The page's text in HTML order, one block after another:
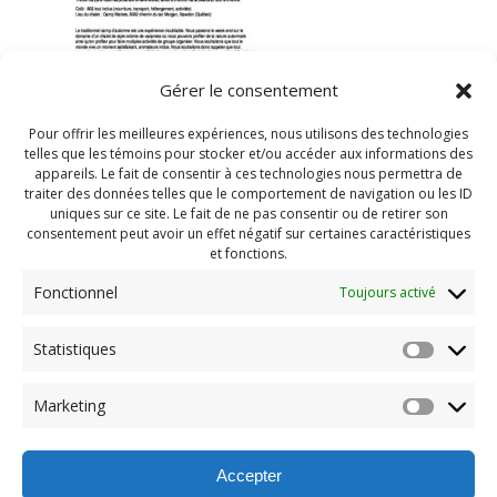
Gérer le consentement
Pour offrir les meilleures expériences, nous utilisons des technologies
telles que les témoins pour stocker et/ou accéder aux informations des
appareils. Le fait de consentir à ces technologies nous permettra de
traiter des données telles que le comportement de navigation ou les ID
uniques sur ce site. Le fait de ne pas consentir ou de retirer son
consentement peut avoir un effet négatif sur certaines caractéristiques
et fonctions.
Fonctionnel Toujours activé
Statistiques
Marketing
Accepter
Navigation
de
l'article
Previous:
post: importantes